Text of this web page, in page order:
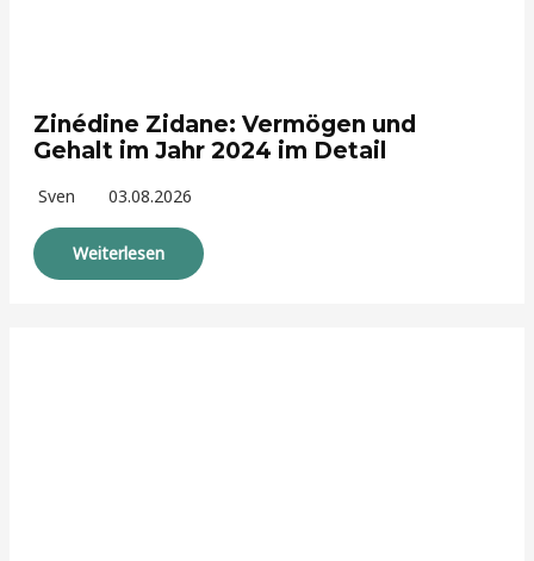
Zinédine Zidane: Vermögen und
Gehalt im Jahr 2024 im Detail
Sven 03.08.2026
Weiterlesen